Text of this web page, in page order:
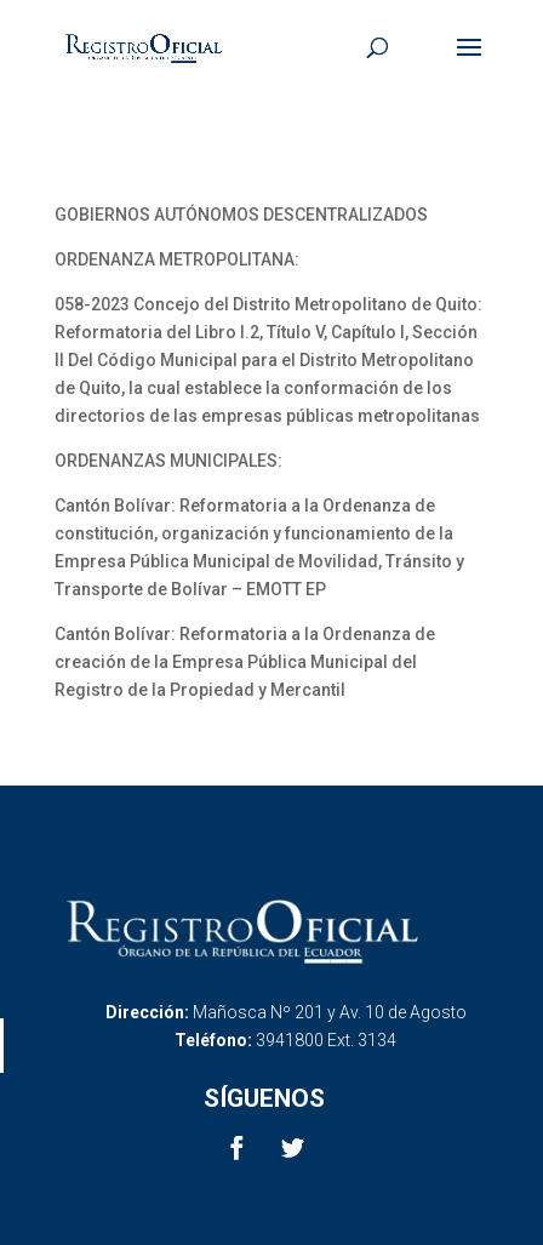
GOBIERNOS AUTÓNOMOS DESCENTRALIZADOS
ORDENANZA METROPOLITANA:
058-2023 Concejo del Distrito Metropolitano de Quito:
Reformatoria del Libro I.2, Título V, Capítulo I, Sección
II Del Código Municipal para el Distrito Metropolitano
de Quito, la cual establece la conformación de los
directorios de las empresas públicas metropolitanas
ORDENANZAS MUNICIPALES:
Cantón Bolívar: Reformatoria a la Ordenanza de
constitución, organización y funcionamiento de la
Empresa Pública Municipal de Movilidad, Tránsito y
Transporte de Bolívar – EMOTT EP
Cantón Bolívar: Reformatoria a la Ordenanza de
creación de la Empresa Pública Municipal del
Registro de la Propiedad y Mercantil
Dirección: Mañosca Nº 201 y Av. 10 de Agosto
Teléfono: 3941800 Ext. 3134
SÍGUENOS